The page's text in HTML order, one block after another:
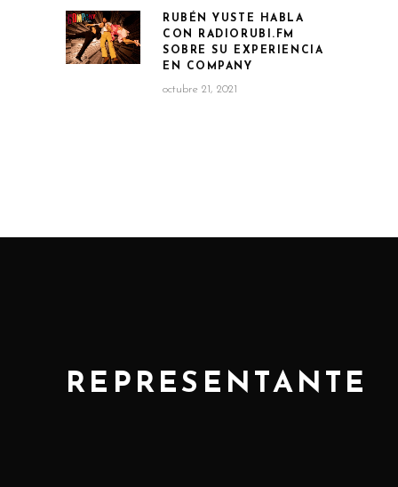
RUBÉN YUSTE HABLA
CON RADIORUBI.FM
SOBRE SU EXPERIENCIA
EN COMPANY
octubre 21, 2021
REPRESENTANTE